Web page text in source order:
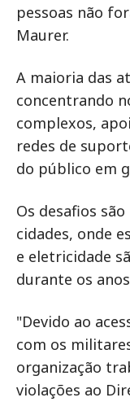
pessoas não
Maurer.
A maioria das
concentrando
complexos,
redes de
do público em
Os desafios
cidades, onde
e eletricidade
durante os
"Devido ao
com os
organização
violações ao